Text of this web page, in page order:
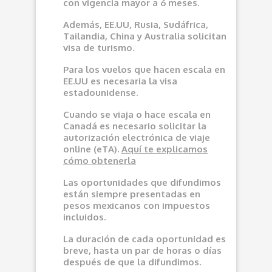
con vigencia mayor a 6 meses.
Además, EE.UU, Rusia, Sudáfrica,
Tailandia, China y Australia solicitan
visa de turismo.
Para los vuelos que hacen escala en
EE.UU es necesaria la visa
estadounidense.
Cuando se viaja o hace escala en
Canadá es necesario solicitar la
autorización electrónica de viaje
online (eTA). Aquí te explicamos
cómo obtenerla
Las oportunidades que difundimos
están siempre presentadas en
pesos mexicanos con impuestos
incluidos.
La duración de cada oportunidad es
breve, hasta un par de horas o días
después de que la difundimos.